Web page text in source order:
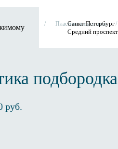
Санкт-Петербург
Средний
клинике
Пластика лица и шеи
подбородка
руб.